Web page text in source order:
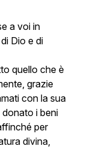
a voi in
Dio e di
quello che è
grazie
con la sua
i beni
per
divina,